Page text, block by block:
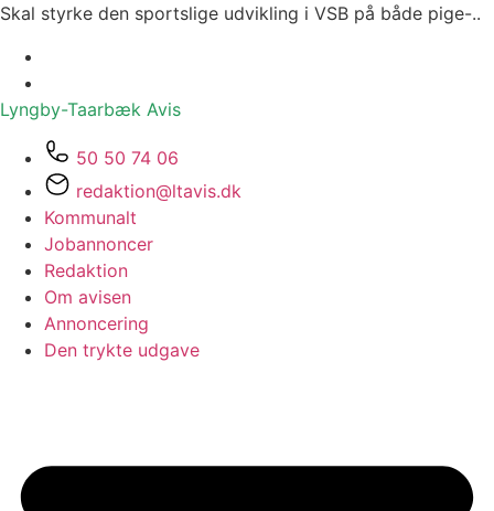
Skal styrke den sportslige udvikling i VSB på både pige-..
Lyngby-Taarbæk Avis
50 50 74 06
redaktion@ltavis.dk
Kommunalt
Jobannoncer
Redaktion
Om avisen
Annoncering
Den trykte udgave